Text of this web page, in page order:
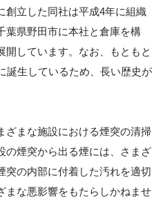
創立した同社は平成4年に組織
葉県野田市に本社と倉庫を構
開しています。なお、もともと
誕生しているため、長い歴史が
ざまな施設における煙突の清掃
の煙突から出る煙には、さまざ
突の内部に付着した汚れを適切
まな悪影響をもたらしかねませ